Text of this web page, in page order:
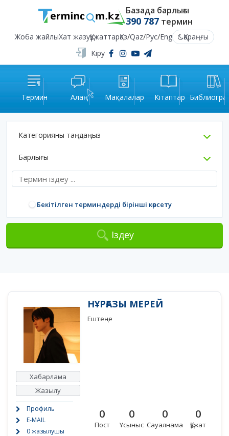
Базада барлығы
390 787термин
Жоба жайлыХат жазуҚұжаттарҚаз/Qaz/Рус/Eng
Қараңғы
Кіру
Термин Алаң Мақалалар Кітаптар
Категорияны таңдаңыз
Барлығы
Бекітілген терминдерді бірінші көрсету
Іздеу
Хабарлама
Жазылу
Профиль
E-MAIL
0 жазылушы
НҰРҒАЗЫ МЕРЕЙ
Ештеңе
0
Пост
0
Ұсыныс
0
Сауалнама
0
Құжат